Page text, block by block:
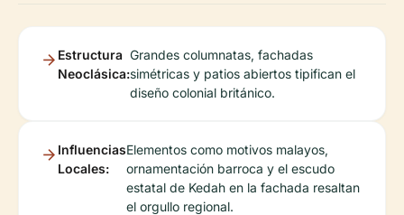
Estructura
Neoclásica:
Grandes columnatas, fachadas
simétricas y patios abiertos tipifican el
diseño colonial británico.
Influencias
Locales:
Elementos como motivos malayos,
ornamentación barroca y el escudo
estatal de Kedah en la fachada resaltan
el orgullo regional.